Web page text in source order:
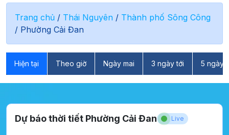
Trang chủ / Thái Nguyên / Thành phố Sông Công
/ Phường Cải Đan
Hiện tại Theo giờ Ngày mai 3 ngày tới 5 ngày
Dự báo thời tiết Phường Cải Đan Live